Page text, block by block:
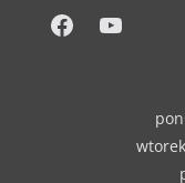
Facebook